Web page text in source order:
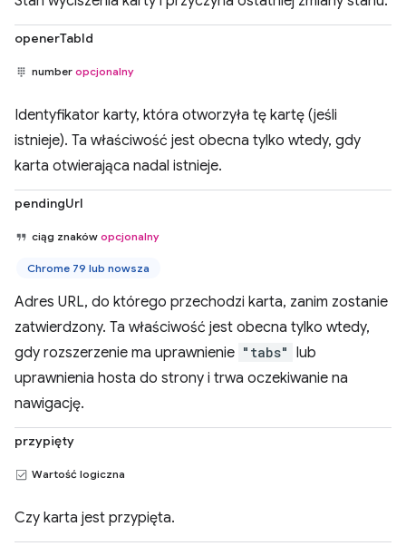
openerTabId
number opcjonalny
Identyfikator karty, która otworzyła tę kartę (jeśli
istnieje). Ta właściwość jest obecna tylko wtedy, gdy
karta otwierająca nadal istnieje.
pendingUrl
ciąg znaków opcjonalny
Chrome 79 lub nowsza
Adres URL, do którego przechodzi karta, zanim zostanie
zatwierdzony. Ta właściwość jest obecna tylko wtedy,
gdy rozszerzenie ma uprawnienie "tabs" lub
uprawnienia hosta do strony i trwa oczekiwanie na
nawigację.
przypięty
Wartość logiczna
Czy karta jest przypięta.